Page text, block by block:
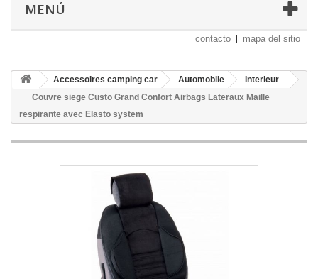
MENÚ
contacto mapa del sitio
Accessoires camping car Automobile
Interieur
Couvre siege Custo Grand Confort Airbags Lateraux Maille
respirante avec Elasto system